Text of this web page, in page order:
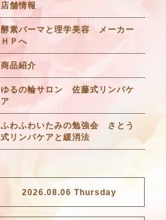
店舗情報
酵素パーマと理学美容 メーカー
ＨＰへ
商品紹介
ゆるの輪サロン 佐藤式リンパケ
ア
ふわふわいたみの勉強会 さとう
式リンパケアと緩消法
2026.08.06 Thursday